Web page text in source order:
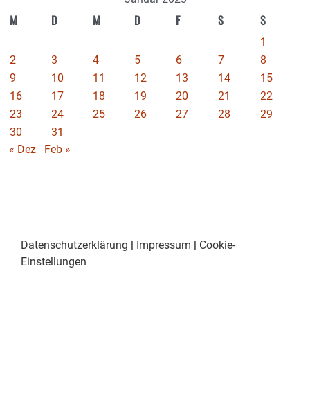
M D M D F S S
1
2
3 4 5 6 7
8
9
10 11 12 13 14
15
16
17 18 19 20 21
22
23
24 25 26 27 28
29
30
31
« Dez
Feb »
Datenschutzerklärung | Impressum | Cookie-
Einstellungen